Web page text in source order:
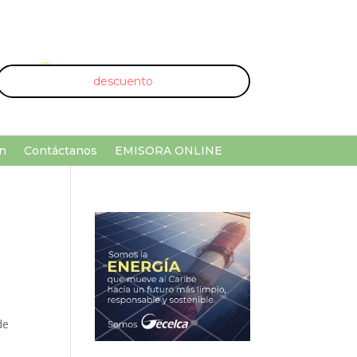
U ¡Buscar por palabra clave!
Contáctanos EMISORA ONLINE